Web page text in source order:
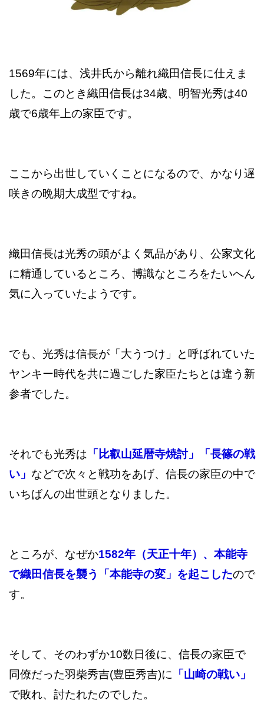
1569年には、浅井氏から離れ織田信長に仕えま
した。このとき織田信長は34歳、明智光秀は40
歳で6歳年上の家臣です。
ここから出世していくことになるので、かなり遅
咲きの晩期大成型ですね。
織田信長は光秀の頭がよく気品があり、公家文化
に精通しているところ、博識なところをたいへん
気に入っていたようです。
でも、光秀は信長が「大うつけ」と呼ばれていた
ヤンキー時代を共に過ごした家臣たちとは違う新
参者でした。
それでも光秀は 「比叡山延暦寺焼討」「長篠の戦
い」 などで次々と戦功をあげ、信長の家臣の中で
いちばんの出世頭となりました。
ところが、なぜか1582年（天正十年）、本能寺
で織田信長を襲う「本能寺の変」を起こしたので
す。
そして、そのわずか10数日後に、信長の家臣で
同僚だった羽柴秀吉(豊臣秀吉)に 「山崎の戦い」
で敗れ、討たれたのでした。